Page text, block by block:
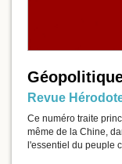
Revue
Ce numéro traite
même de la Chine,
l'essentiel du peuple